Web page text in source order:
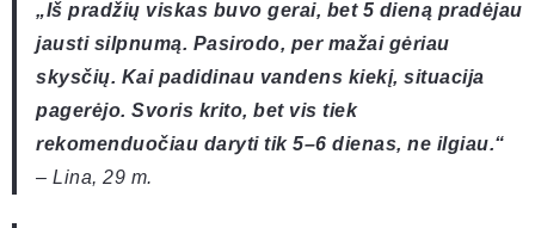
„Iš pradžių viskas buvo gerai, bet 5 dieną pradėjau
jausti silpnumą. Pasirodo, per mažai gėriau
skysčių. Kai padidinau vandens kiekį, situacija
pagerėjo. Svoris krito, bet vis tiek
rekomenduočiau daryti tik 5–6 dienas, ne ilgiau.“
– Lina, 29 m.